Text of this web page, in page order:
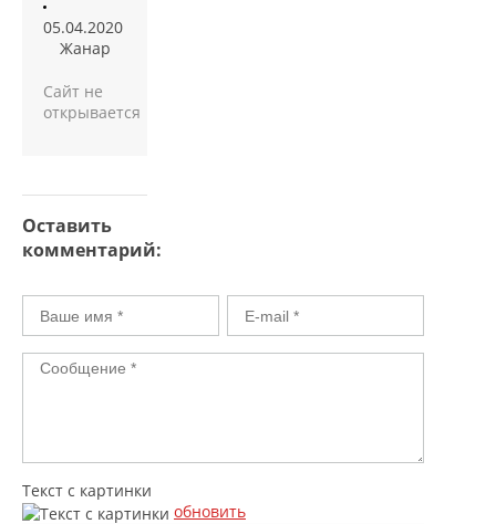
05.04.2020
Жанар
Cайт не
открывается
Оставить
комментарий:
Текст с картинки
обновить